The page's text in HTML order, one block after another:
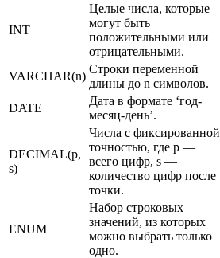
INT
Целые числа, которые
могут быть
положительными или
отрицательными.
VARCHAR(n)
Строки переменной
длины до n символов.
DATE
Дата в формате ‘год-
месяц-день’.
DECIMAL(p,
s)
Числа с фиксированной
точностью, где p —
всего цифр, s —
количество цифр после
точки.
ENUM
Набор строковых
значений, из которых
можно выбрать только
одно.